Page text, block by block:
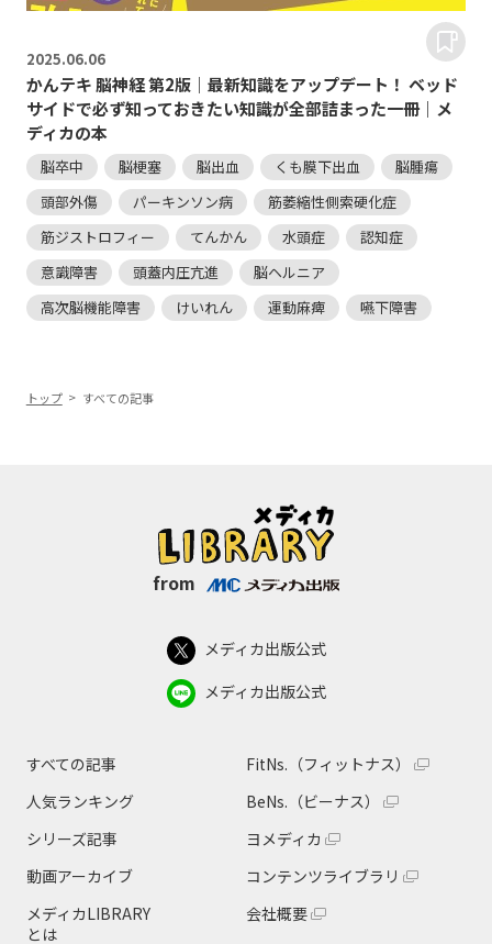
2025.06.06
かんテキ 脳神経 第2版｜最新知識をアップデート！ ベッド
サイドで必ず知っておきたい知識が全部詰まった一冊｜メ
ディカの本
脳卒中 脳梗塞 脳出血 くも膜下出血
脳腫瘍
頭部外傷
パーキンソン病
筋萎縮性側索硬化症
筋ジストロフィー
てんかん 水頭症
認知症
意識障害
頭蓋内圧亢進
脳ヘルニア
高次脳機能障害
けいれん 運動麻痺 嚥下障害
トップ すべての記事
from
メディカ出版公式
メディカ出版公式
すべての記事
人気ランキング
シリーズ記事
動画アーカイブ
メディカLIBRARY
とは
FitNs.（フィットナス）
BeNs.（ビーナス）
ヨメディカ
コンテンツライブラリ
会社概要